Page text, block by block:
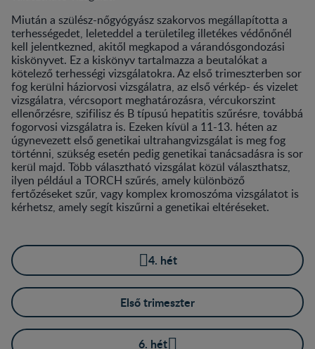
Miután a szülész-nőgyógyász szakorvos megállapította a
terhességedet, leleteddel a területileg illetékes védőnőnél
kell jelentkezned, akitől megkapod a várandósgondozási
kiskönyvet. Ez a kiskönyv tartalmazza a beutalókat a
kötelező terhességi vizsgálatokra. Az első trimeszterben sor
fog kerülni háziorvosi vizsgálatra, az első vérkép- és vizelet
vizsgálatra, vércsoport meghatározásra, vércukorszint
ellenőrzésre, szifilisz és B típusú hepatitis szűrésre, továbbá
fogorvosi vizsgálatra is. Ezeken kívül a 11-13. héten az
úgynevezett első genetikai ultrahangvizsgálat is meg fog
történni, szükség esetén pedig genetikai tanácsadásra is sor
kerül majd. Több választható vizsgálat közül választhatsz,
ilyen például a TORCH szűrés, amely különböző
fertőzéseket szűr, vagy komplex kromoszóma vizsgálatot is
kérhetsz, amely segít kiszűrni a genetikai eltéréseket.
4. hét
Első trimeszter
6. hét